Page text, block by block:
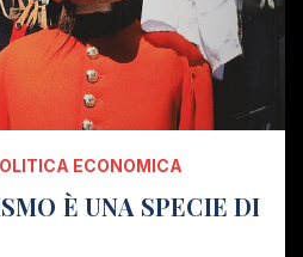
ECONOMICA
È UNA SPECIE DI